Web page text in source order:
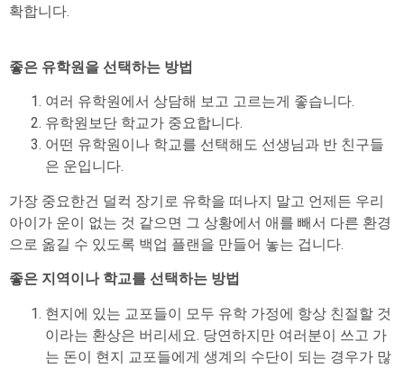
확합니다.
좋은 유학원을 선택하는 방법
여러 유학원에서 상담해 보고 고르는게 좋습니다.
유학원보단 학교가 중요합니다.
어떤 유학원이나 학교를 선택해도 선생님과 반 친구들
은 운입니다.
가장 중요한건 덜컥 장기로 유학을 떠나지 말고 언제든 우리
아이가 운이 없는 것 같으면 그 상황에서 애를 빼서 다른 환경
으로 옮길 수 있도록 백업 플랜을 만들어 놓는 겁니다.
좋은 지역이나 학교를 선택하는 방법
현지에 있는 교포들이 모두 유학 가정에 항상 친절할 것
이라는 환상은 버리세요. 당연하지만 여러분이 쓰고 가
는 돈이 현지 교포들에게 생계의 수단이 되는 경우가 많